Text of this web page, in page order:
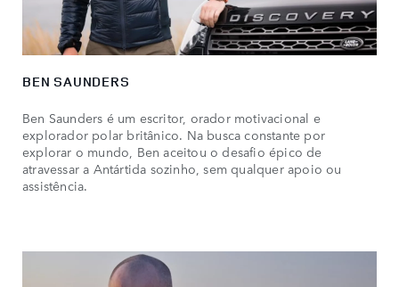
BEN SAUNDERS
Ben Saunders é um escritor, orador motivacional e
explorador polar britânico. Na busca constante por
explorar o mundo, Ben aceitou o desafio épico de
atravessar a Antártida sozinho, sem qualquer apoio ou
assistência.